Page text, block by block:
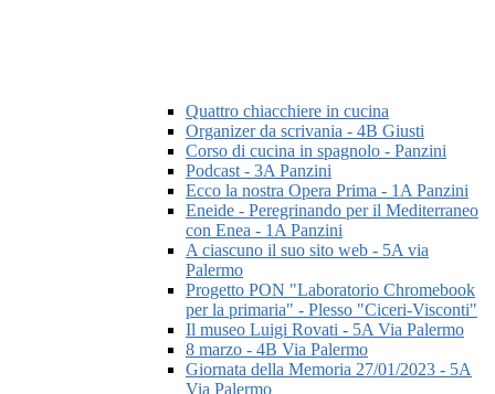
Quattro chiacchiere in cucina
Organizer da scrivania - 4B Giusti
Corso di cucina in spagnolo - Panzini
Podcast - 3A Panzini
Ecco la nostra Opera Prima - 1A Panzini
Eneide - Peregrinando per il Mediterraneo
con Enea - 1A Panzini
A ciascuno il suo sito web - 5A via
Palermo
Progetto PON "Laboratorio Chromebook
per la primaria" - Plesso "Ciceri-Visconti"
Il museo Luigi Rovati - 5A Via Palermo
8 marzo - 4B Via Palermo
Giornata della Memoria 27/01/2023 - 5A
Via Palermo